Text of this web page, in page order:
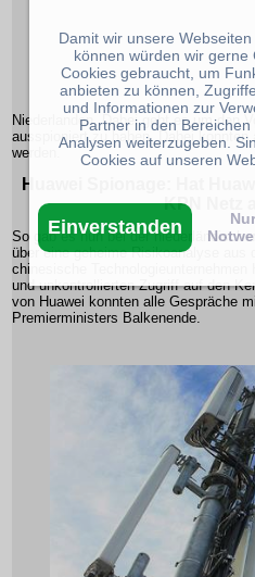
Niederlanden. Dabei geht es um den
ausspioniert zu haben. Dabei
werden.
Huawei Spionage: Hat
KPN Netz
So gab es nun bei der
über eine geheime Risikoanalyse aus
chinesische Technologieunternehmen
und unkontrollierten Zugriff auf den
von Huawei konnten alle Gespräche
Premierministers Balkenende.
Damit wir unsere
können würden wir
Cookies gebraucht, um
anbieten zu können,
und Informationen zur
Partner in den
Analysen weiterzugeben.
Cookies auf unseren
Einverstanden